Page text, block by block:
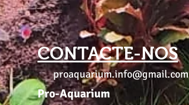
CONTACTE-NOS
proaquarium.info@gmail.com
Pro-Aquarium